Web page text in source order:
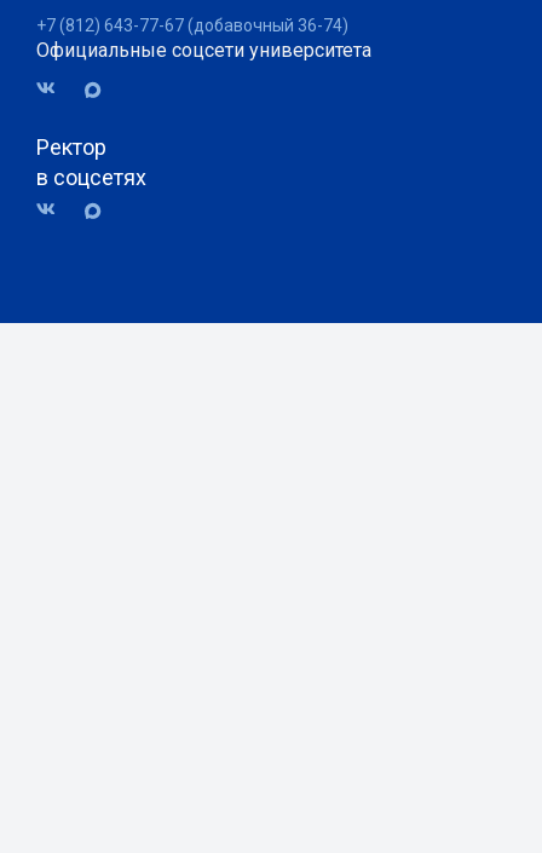
+7 (812) 643-77-67 (добавочный 36-74)
Официальные соцсети университета
Ректор
в соцсетях